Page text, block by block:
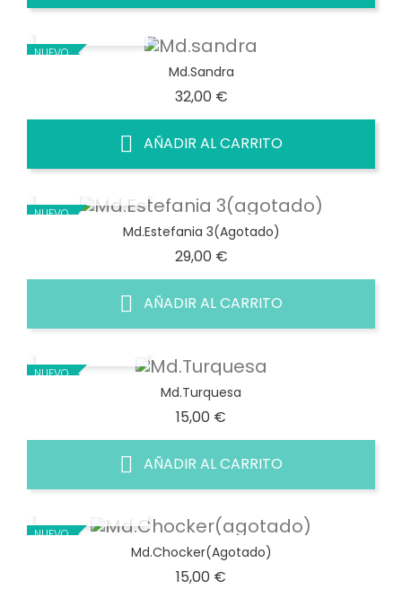
NUEVO
Md.sandra
32,00 €Precio
AÑADIR AL CARRITO
NUEVO
Md.Estefania 3(agotado)
29,00 €Precio
AÑADIR AL CARRITO
NUEVO
Md.Turquesa
15,00 €
AÑADIR AL CARRITO
NUEVO
Md.Chocker(agotado)
15,00 €